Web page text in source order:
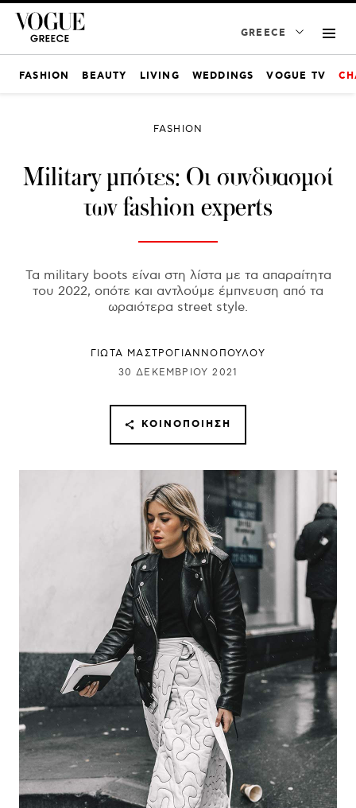
GREECE
FASHION BEAUTY LIVING WEDDINGS VOGUE TV
FASHION
Military μπότες: Οι συνδυασμοί
των fashion experts
Τα military boots είναι στη λίστα με τα απαραίτητα
του 2022, οπότε και αντλούμε έμπνευση από τα
ωραιότερα street style.
ΓΙΩΤΑ ΜΑΣΤΡΟΓΙΑΝΝΟΠΟΥΛΟΥ
30 ΔΕΚΕΜΒΡΊΟΥ 2021
ΚΟΙΝΟΠΟΊΗΣΗ